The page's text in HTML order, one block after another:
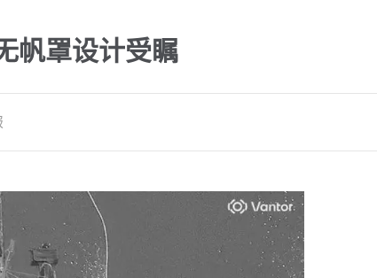
帆罩设计受瞩